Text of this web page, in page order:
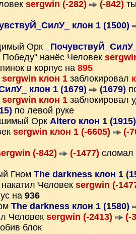
sergwin (-282) (-842)
клон 1 (1500)
Орк
Победу" нанёс Человек
пинок в корпус на 895
sergwin клон 1 заблокировал
клон 1 (1679) (1679)
sergwin клон 1 заблокировал
по левой руке
Орк Altero клон 1
sergwin клон 1 (-6605)
(-
(-842) (-1477) сломал
Гном The darkness клон 1
Человек sergwin (-
на 936
The darkness клон 1 (1580)
Человек sergwin (-2413)
(-
блок